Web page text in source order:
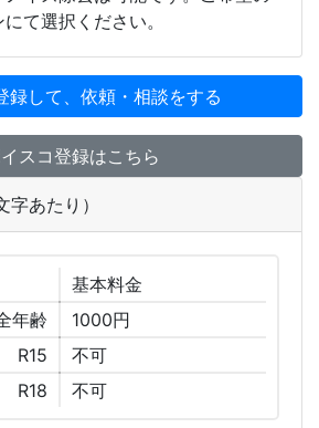
て選択ください。
録して、依頼・相談をする
スコ登録はこちら
あたり）
基本料金
年齢
1000円
R15
不可
R18
不可